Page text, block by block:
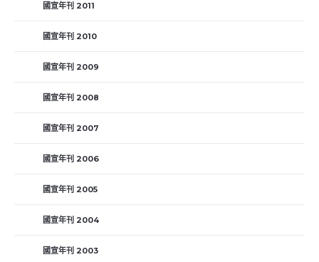
國宣年刊 2011
國宣年刊 2010
國宣年刊 2009
國宣年刊 2008
國宣年刊 2007
國宣年刊 2006
國宣年刊 2005
國宣年刊 2004
國宣年刊 2003